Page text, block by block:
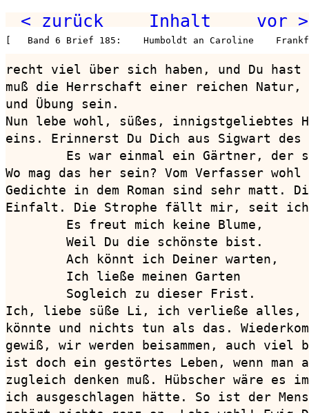
< zurück Inhalt vor >
[   Band 6 Brief 185:    Humboldt an Caroline
recht viel über sich haben, und Du
muß die Herrschaft einer reichen Natur,
und Übung sein.
Nun lebe wohl, süßes, innigstgeliebtes
eins. Erinnerst Du Dich aus Sigwart des
Es war einmal ein Gärtner, der
Wo mag das her sein? Vom Verfasser
Gedichte in dem Roman sind sehr matt.
Einfalt. Die Strophe fällt mir, seit ich
        Es freut mich keine Blume,
        Weil Du die schönste bist.
        Ach könnt ich Deiner warten,
        Ich ließe meinen Garten
        Sogleich zu dieser Frist.
Ich, liebe süße Li, ich verließe alles,
könnte und nichts tun als das.
gewiß, wir werden beisammen, auch viel
ist doch ein gestörtes Leben, wenn man
zugleich denken muß. Hübscher wäre es
ich ausgeschlagen hätte. So ist der